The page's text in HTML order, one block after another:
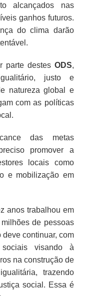
alcançados nas
ganhos futuros.
do clima darão
parte destes ODS,
justo e
natureza global e
com as políticas
das metas
promover a
locais como
e mobilização em
anos trabalhou em
de pessoas
continuar, com
visando à
na construção de
trazendo
social. Essa é